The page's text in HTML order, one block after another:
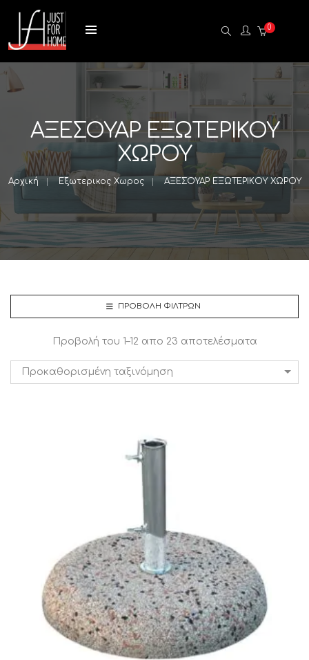
0
ΑΞΕΣΟΥΑΡ ΕΞΩΤΕΡΙΚΟΥ
ΧΩΡΟΥ
Αρχική Εξωτερικος Χωρος ΑΞΕΣΟΥΑΡ ΕΞΩΤΕΡΙΚΟΥ ΧΩΡΟΥ
ΠΡΟΒΟΛΉ ΦΊΛΤΡΩΝ
Προβολή του 1–12 απο 23 αποτελέσματα
Προκαθορισμένη ταξινόμηση